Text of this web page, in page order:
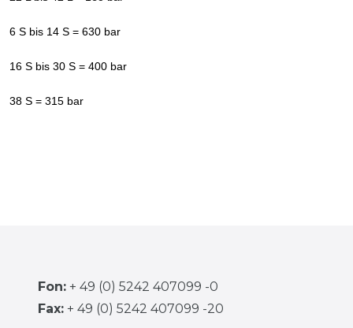
6 S bis 14 S = 630 bar
16 S bis 30 S = 400 bar
38 S = 315 bar
Fon: + 49 (0) 5242 407099 -0
Fax: + 49 (0) 5242 407099 -20